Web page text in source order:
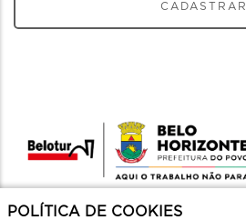
CADASTRAR
POLÍTICA DE COOKIES